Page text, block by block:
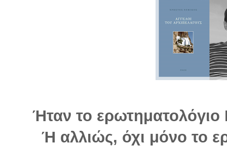
Ήταν το ερωτηματολόγιο
Ή αλλιώς, όχι μόνο το